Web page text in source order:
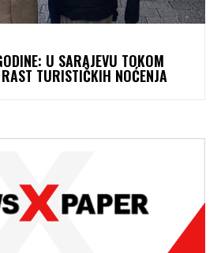
U SARAJEVU TOKOM
TURISTIČKIH NOĆENJA